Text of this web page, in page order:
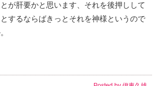
が肝要かと思います、それを後押しして
するならばきっとそれを神様というので